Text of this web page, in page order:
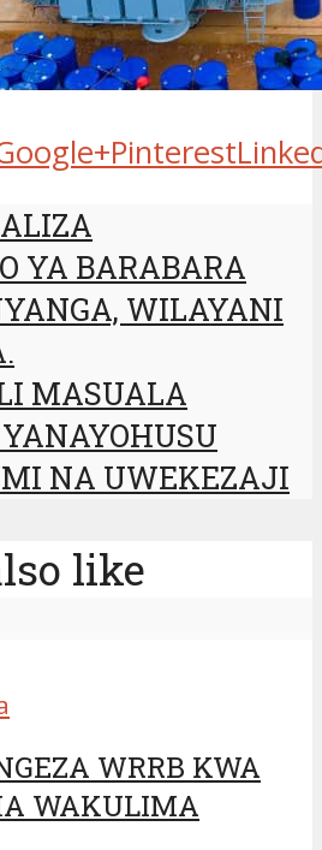
Pinterest
YA BARABARA
WILAYANI
MASUALA
NA UWEKEZAJI
like
WRRB KWA
WAKULIMA